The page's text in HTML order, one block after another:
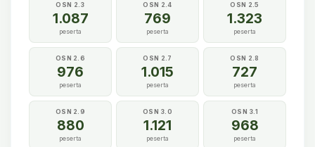
OSN 2.3
1.087
peserta
OSN 2.4
769
peserta
OSN 2.5
1.323
peserta
OSN 2.6
976
peserta
OSN 2.7
1.015
peserta
OSN 2.8
727
peserta
OSN 2.9
880
peserta
OSN 3.0
1.121
peserta
OSN 3.1
968
peserta